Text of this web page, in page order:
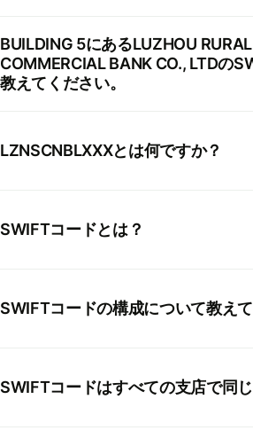
BUILDING 5にあるLUZHOU RURAL
COMMERCIAL BANK CO., LTDの
教えてください。
LZNSCNBLXXXとは何ですか？
SWIFTコードとは？
SWIFTコードの構成について教えて
SWIFTコードはすべての支店で同